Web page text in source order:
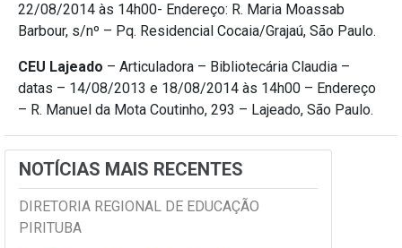
22/08/2014 às 14h00- Endereço: R. Maria Moassab
Barbour, s/nº – Pq. Residencial Cocaia/Grajaú, São Paulo.
CEU Lajeado – Articuladora – Bibliotecária Claudia –
datas – 14/08/2013 e 18/08/2014 às 14h00 – Endereço
– R. Manuel da Mota Coutinho, 293 – Lajeado, São Paulo.
NOTÍCIAS MAIS RECENTES
DIRETORIA REGIONAL DE EDUCAÇÃO
PIRITUBA